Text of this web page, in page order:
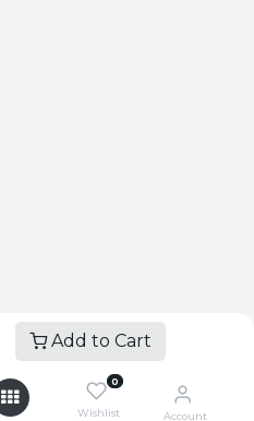
Add to Cart
0
Wishlist Account
Vertrouwelijkheid
| BTW BE 0471.695.162